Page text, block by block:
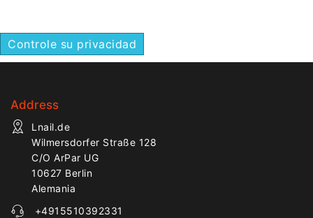
Controle su privacidad
Address
Lnail.de
Wilmersdorfer Straße 128
C/O ArPar UG
10627 Berlin
Alemania
+4915510392331